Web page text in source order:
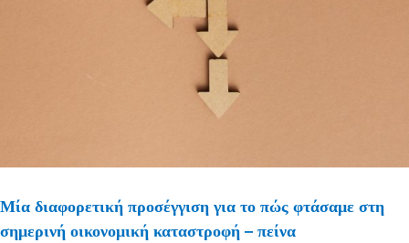
Ο Ιατρός
Αρθρογραφία
Επικοινωνία
Μία διαφορετική προσέγγιση για το πώς φτάσαμε στη
σημερινή οικονομική καταστροφή – πείνα